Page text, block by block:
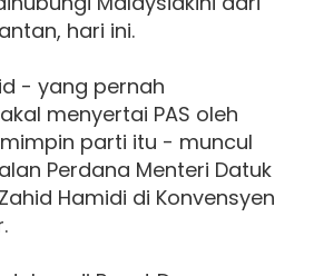
hari ini.
- yang pernah
menyertai PAS oleh
parti itu - muncul
Perdana Menteri Datuk
Hamidi di Konvensyen